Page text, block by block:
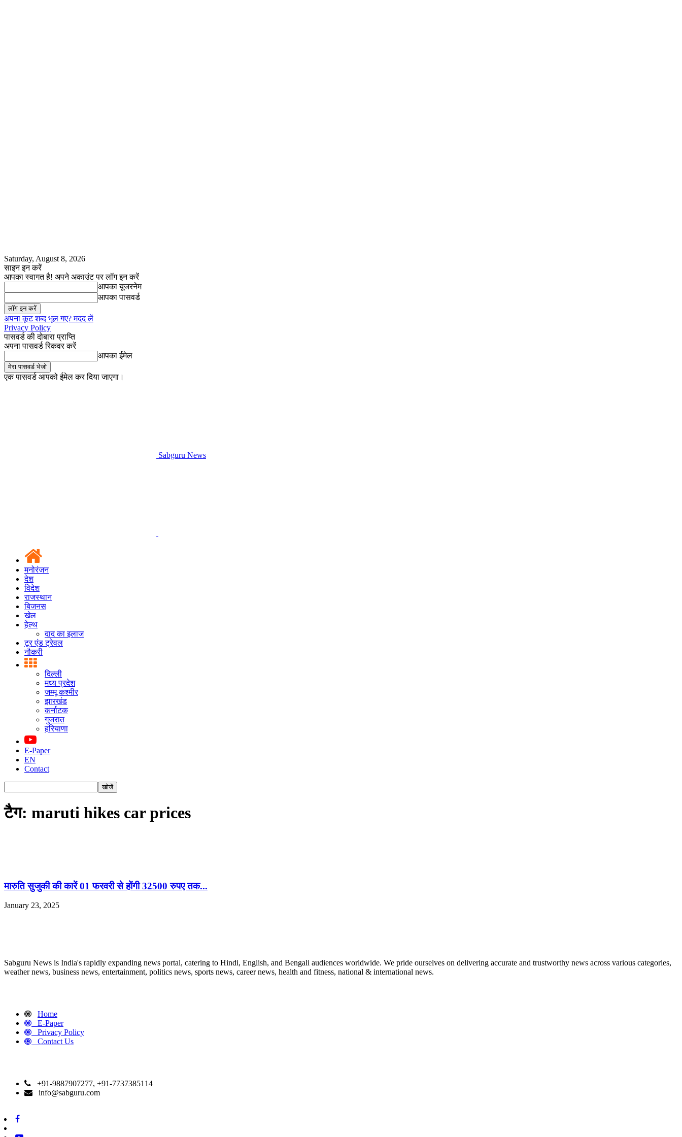
Saturday, August 8, 2026
साइन इन करें
आपका स्वागत है! अपने अकाउंट पर लॉग इन करें
आपका यूजरनेम
आपका पासवर्ड
अपना कूट शब्द भूल गए? मदद लें
Privacy Policy
पासवर्ड की दोबारा प्राप्ति
अपना पासवर्ड रिकवर करें
आपका ईमेल
एक पासवर्ड आपको ईमेल कर दिया जाएगा।
Sabguru News
मनोरंजन
देश
विदेश
राजस्थान
बिजनस
खेल
हेल्थ
दाद का इलाज
टूर एंड ट्रेवल
नौकरी
दिल्ली
मध्य प्रदेश
जम्मू कश्मीर
झारखंड
कर्नाटक
गुजरात
हरियाणा
E-Paper
EN
Contact
टैग: maruti hikes car prices
मारुति सुजुकी की कारें 01 फरवरी से होंगी 32500 रुपए तक...
January 23, 2025
Sabguru News is India's rapidly expanding news portal, catering to Hindi, English, and Bengali audiences worldwide. We pride ourselves on delivering accurate and trustworthy news across various categories,
weather news, business news, entertainment, politics news, sports news, career news, health and fitness, national & international news.
Home
E-Paper
Privacy Policy
Contact Us
+91-9887907277, +91-7737385114
info@sabguru.com